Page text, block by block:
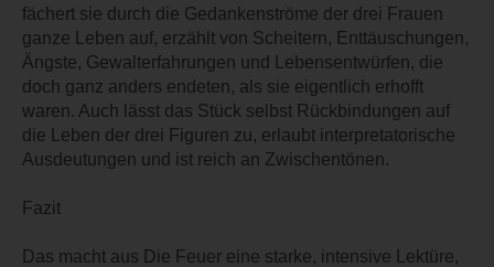
fächert sie durch die Gedankenströme der drei Frauen
ganze Leben auf, erzählt von Scheitern, Enttäuschungen,
Ängste, Gewalterfahrungen und Lebensentwürfen, die
doch ganz anders endeten, als sie eigentlich erhofft
waren. Auch lässt das Stück selbst Rückbindungen auf
die Leben der drei Figuren zu, erlaubt interpretatorische
Ausdeutungen und ist reich an Zwischentönen.
Fazit
Das macht aus Die Feuer eine starke, intensive Lektüre,